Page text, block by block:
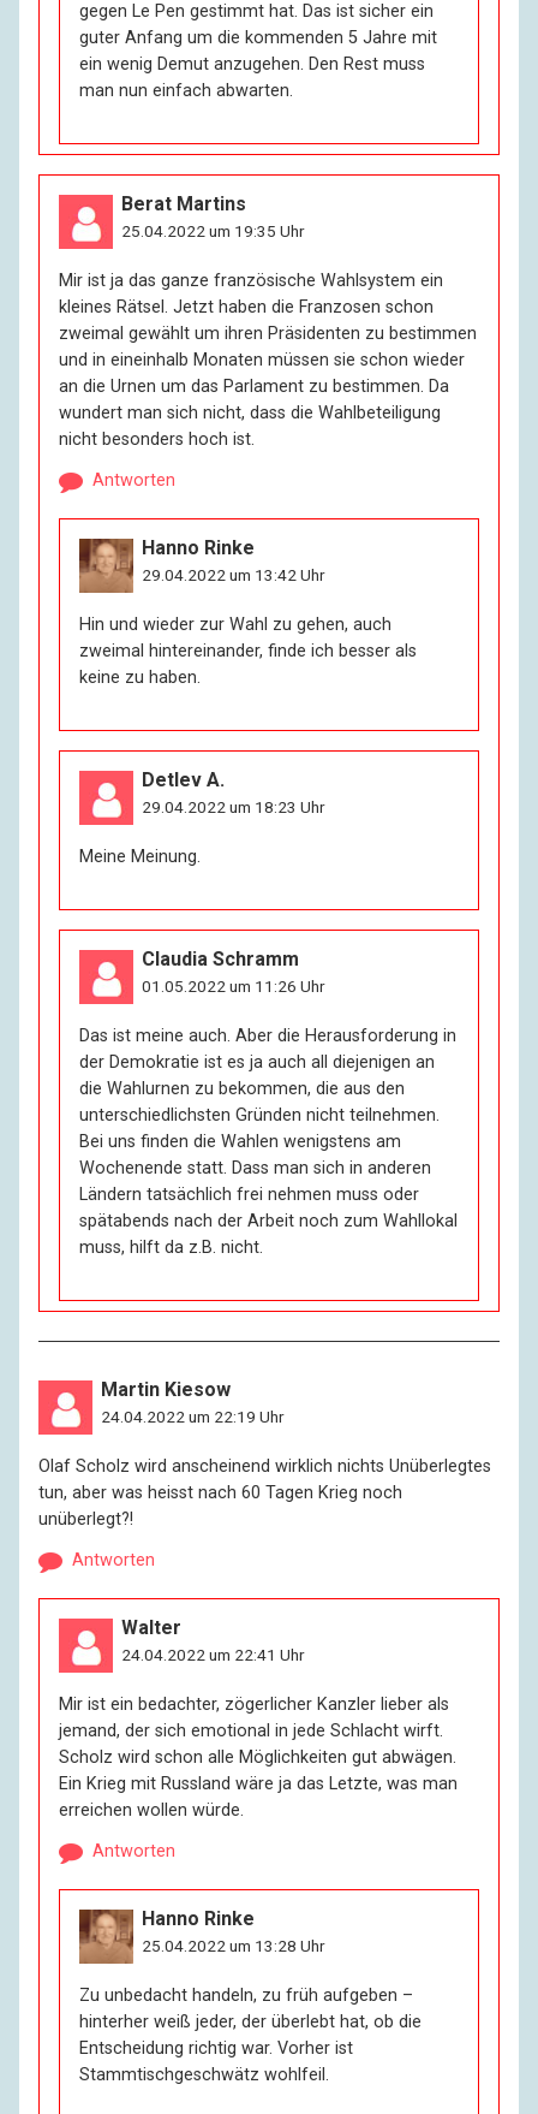
gegen Le Pen gestimmt hat. Das ist sicher ein
guter Anfang um die kommenden 5 Jahre mit
ein wenig Demut anzugehen. Den Rest muss
man nun einfach abwarten.
Berat Martins
25.04.2022 um 19:35 Uhr
Mir ist ja das ganze französische Wahlsystem ein
kleines Rätsel. Jetzt haben die Franzosen schon
zweimal gewählt um ihren Präsidenten zu bestimmen
und in eineinhalb Monaten müssen sie schon wieder
an die Urnen um das Parlament zu bestimmen. Da
wundert man sich nicht, dass die Wahlbeteiligung
nicht besonders hoch ist.
Antworten
Hanno Rinke
29.04.2022 um 13:42 Uhr
Hin und wieder zur Wahl zu gehen, auch
zweimal hintereinander, finde ich besser als
keine zu haben.
Detlev A.
29.04.2022 um 18:23 Uhr
Meine Meinung.
Claudia Schramm
01.05.2022 um 11:26 Uhr
Das ist meine auch. Aber die Herausforderung in
der Demokratie ist es ja auch all diejenigen an
die Wahlurnen zu bekommen, die aus den
unterschiedlichsten Gründen nicht teilnehmen.
Bei uns finden die Wahlen wenigstens am
Wochenende statt. Dass man sich in anderen
Ländern tatsächlich frei nehmen muss oder
spätabends nach der Arbeit noch zum Wahllokal
muss, hilft da z.B. nicht.
Martin Kiesow
24.04.2022 um 22:19 Uhr
Olaf Scholz wird anscheinend wirklich nichts Unüberlegtes
tun, aber was heisst nach 60 Tagen Krieg noch
unüberlegt?!
Antworten
Walter
24.04.2022 um 22:41 Uhr
Mir ist ein bedachter, zögerlicher Kanzler lieber als
jemand, der sich emotional in jede Schlacht wirft.
Scholz wird schon alle Möglichkeiten gut abwägen.
Ein Krieg mit Russland wäre ja das Letzte, was man
erreichen wollen würde.
Antworten
Hanno Rinke
25.04.2022 um 13:28 Uhr
Zu unbedacht handeln, zu früh aufgeben –
hinterher weiß jeder, der überlebt hat, ob die
Entscheidung richtig war. Vorher ist
Stammtischgeschwätz wohlfeil.